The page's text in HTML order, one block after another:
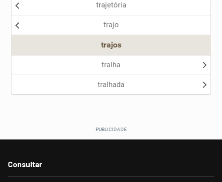
Conexões
Dicionário
Nenhum dos sinônimos apresentados me ajudou
trajetória
trajo
trajos
tralha
tralhada
Consultar